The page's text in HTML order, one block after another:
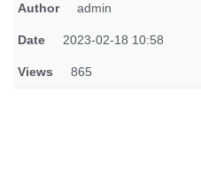
Author admin
Date 2023-02-18 10:58
Views 865